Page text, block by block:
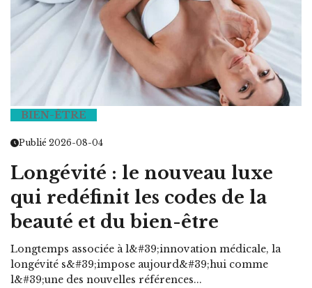
BIEN-ÊTRE
Publié 2026-08-04
Longévité : le nouveau luxe
qui redéfinit les codes de la
beauté et du bien-être
Longtemps associée à l&#39;innovation médicale, la
longévité s&#39;impose aujourd&#39;hui comme
l&#39;une des nouvelles références...